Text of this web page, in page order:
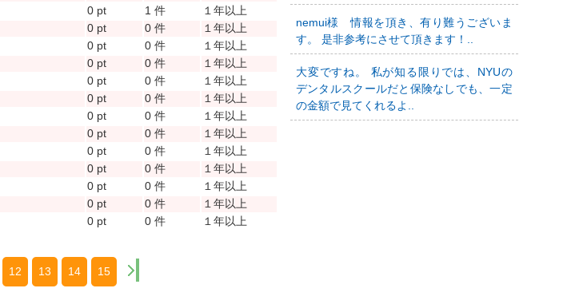
0 pt 1 件
１年以上
0 pt 0 件
１年以上
0 pt 0 件
１年以上
0 pt 0 件
１年以上
0 pt 0 件
１年以上
0 pt 0 件
１年以上
0 pt 0 件
１年以上
0 pt 0 件
１年以上
0 pt 0 件
１年以上
0 pt 0 件
１年以上
0 pt 0 件
１年以上
0 pt 0 件
１年以上
0 pt 0 件 １年以上
12 13 14 15
nemui様 情報を頂き、有り難うございま
す。 是非参考にさせて頂きます！..
大変ですね。 私が知る限りでは、NYUの
デンタルスクールだと保険なしでも、一定
の金額で見てくれるよ..